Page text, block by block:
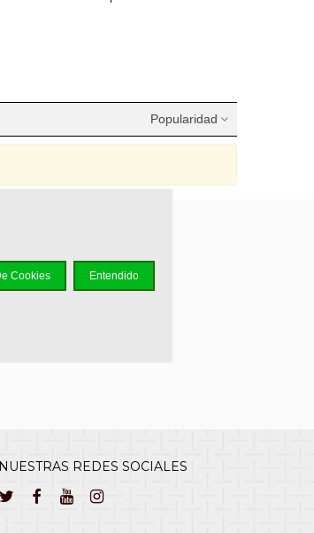
Popularidad
737
NUESTRAS REDES SOCIALES
Cookies Entendido